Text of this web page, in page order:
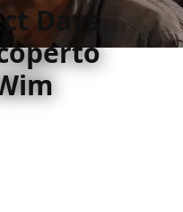
Days